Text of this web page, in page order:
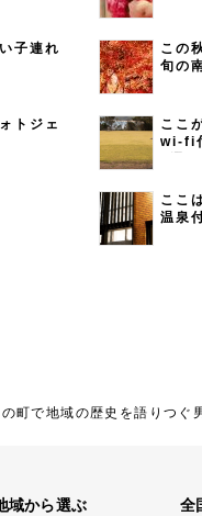
子連れ
この
旬の
トジェ
ここ
wi-fi
ここ
温泉
町で地域の歴史を語りつぐ
域から選ぶ 全